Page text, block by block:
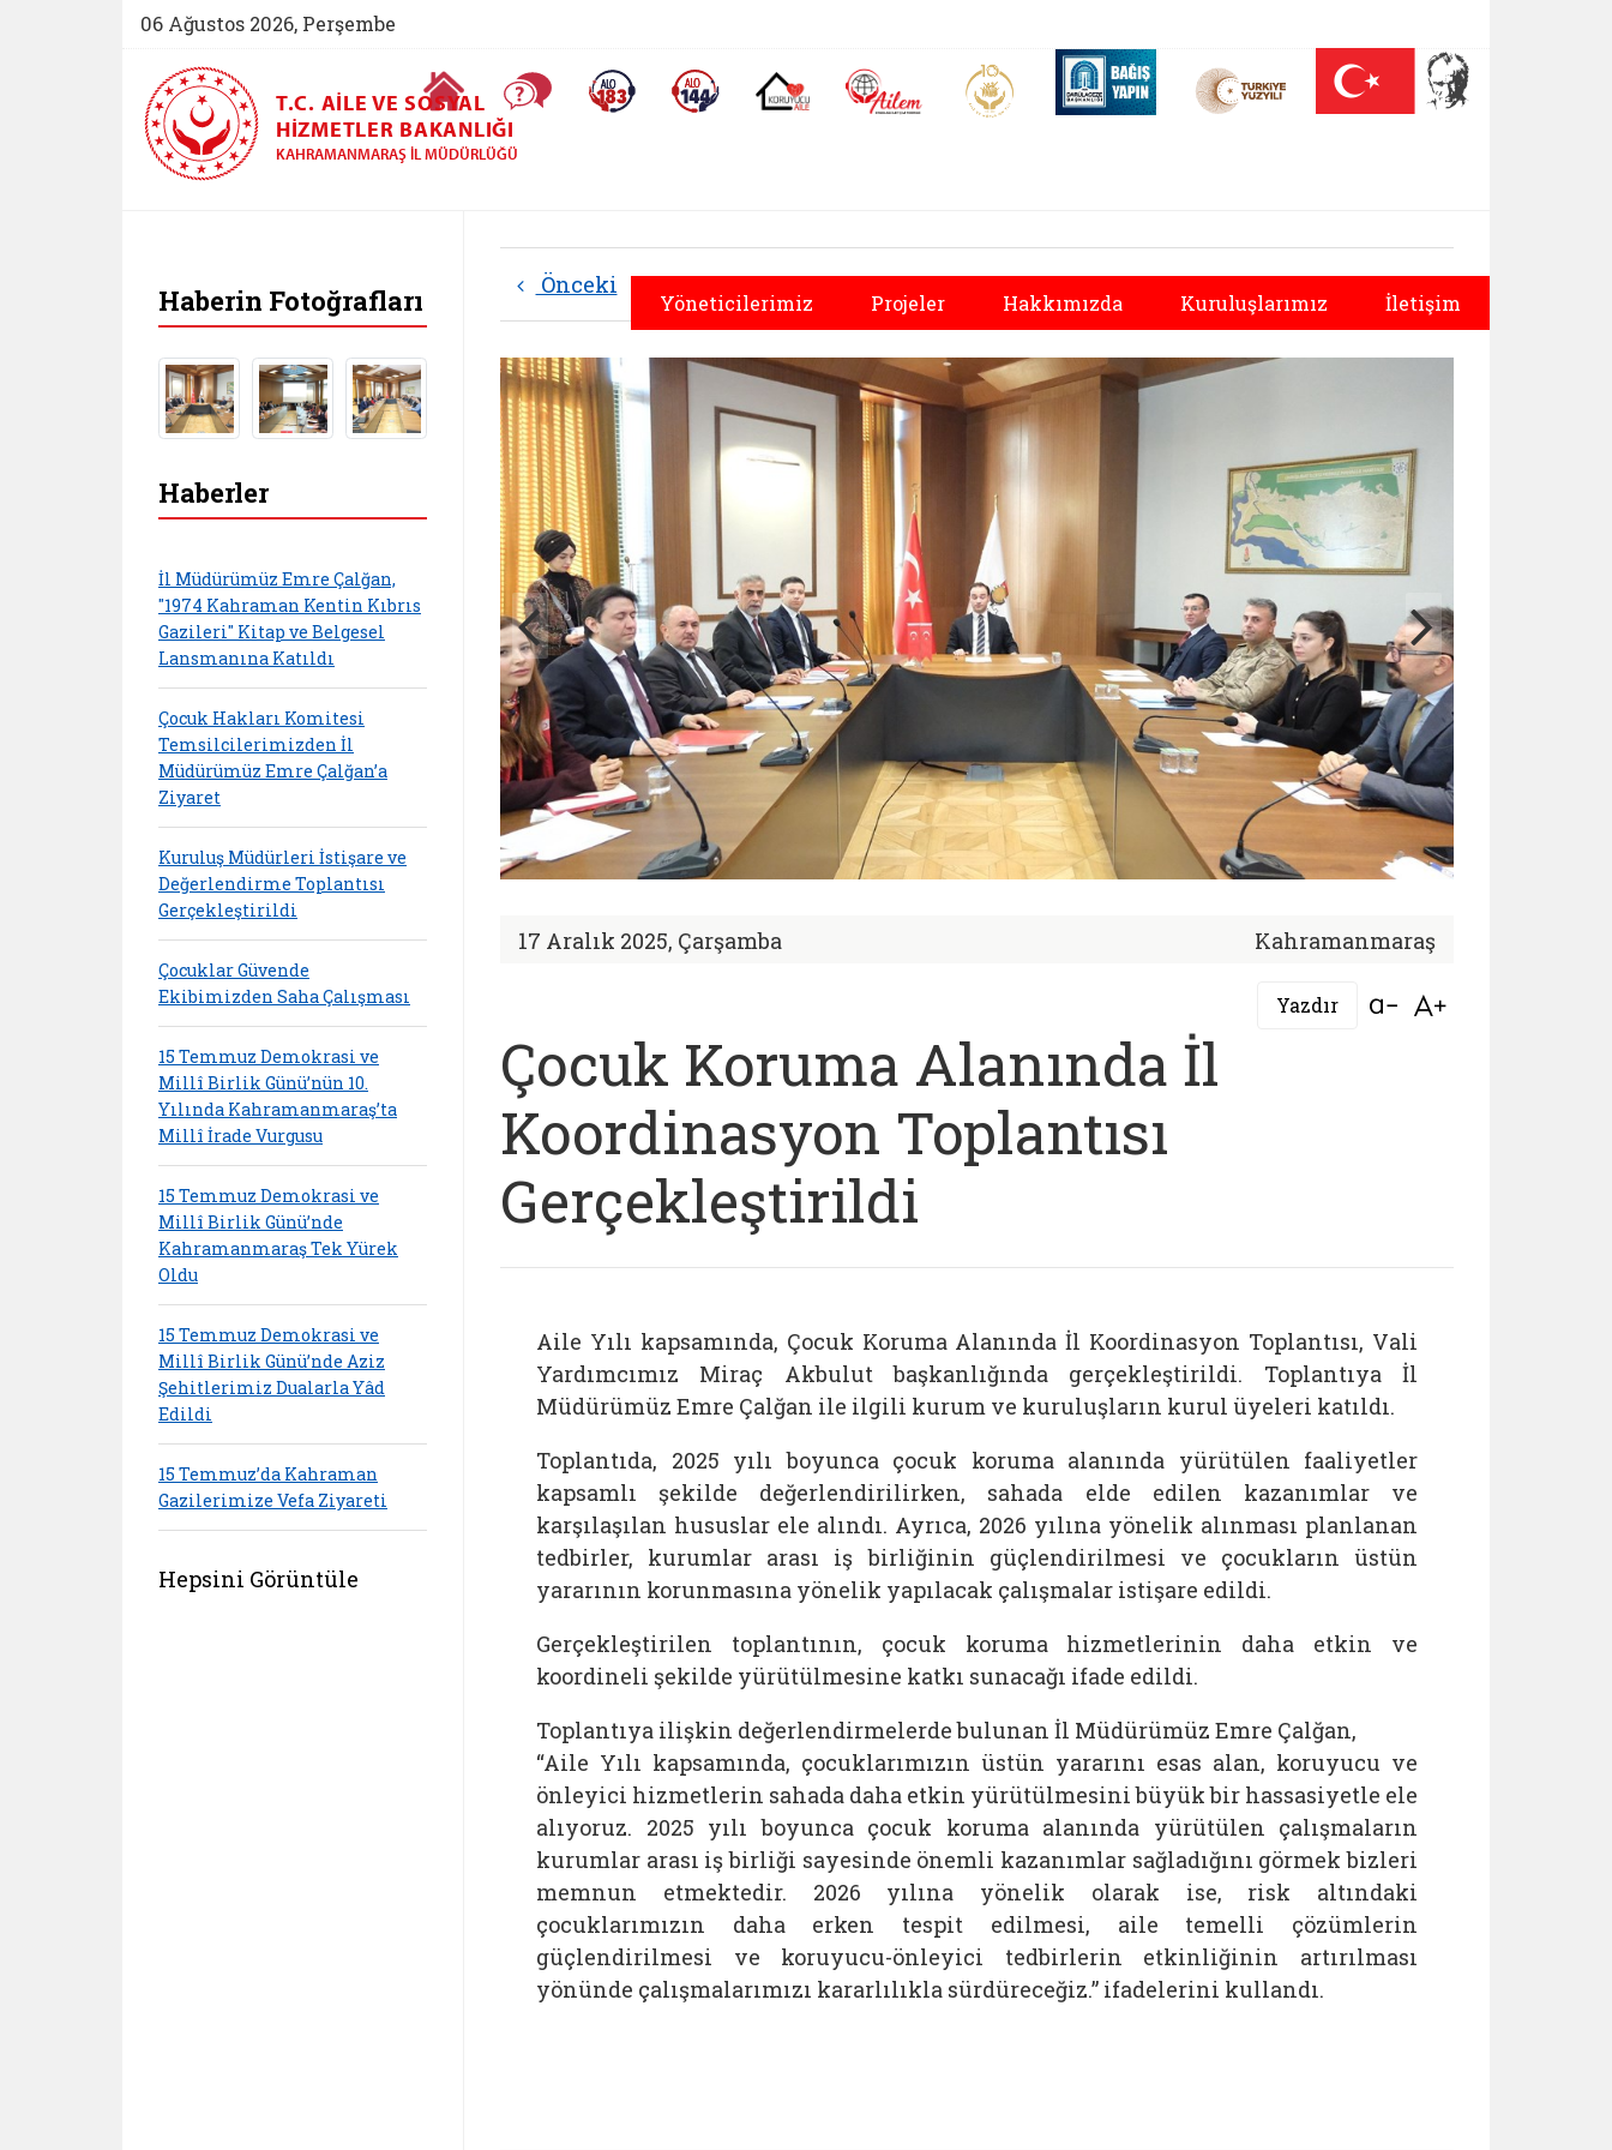
06 Ağustos 2026, Perşembe
Ana Sayfa Sıkça Sorulan SorularAlo 183 (yeni sekmede açılır)Alo 144 (yeni sekmede açılır)Koruyucu Aile (yeni sekmede açılır)
AİLEM İletişim Merkezi (yeni sekmede açılır)
Aile ve Nüfus On Yılı (yeni sekmede açılır)Darülaceze bağış sayfası (yeni sekmede açılır)
T.C. AILE VE SOSYAL
HIZMETLER BAKANLIĞI
KAHRAMANMARAŞ İL MÜDÜRLÜĞÜ
Yöneticilerimiz Projeler Hakkımızda Kuruluşlarımız İletişim
Önceki Sonraki
17 Aralık 2025, Çarşamba Kahramanmaraş
Yazdır Bağlantıyı aç
Çocuk Koruma Alanında İl
Koordinasyon Toplantısı
Gerçekleştirildi
Aile Yılı kapsamında, Çocuk Koruma Alanında İl Koordinasyon Toplantısı, Vali
Yardımcımız Miraç Akbulut başkanlığında gerçekleştirildi. Toplantıya İl
Müdürümüz Emre Çalğan ile ilgili kurum ve kuruluşların kurul üyeleri katıldı.
Toplantıda, 2025 yılı boyunca çocuk koruma alanında yürütülen faaliyetler
kapsamlı şekilde değerlendirilirken, sahada elde edilen kazanımlar ve
karşılaşılan hususlar ele alındı. Ayrıca, 2026 yılına yönelik alınması planlanan
tedbirler, kurumlar arası iş birliğinin güçlendirilmesi ve çocukların üstün
yararının korunmasına yönelik yapılacak çalışmalar istişare edildi.
Gerçekleştirilen toplantının, çocuk koruma hizmetlerinin daha etkin ve
koordineli şekilde yürütülmesine katkı sunacağı ifade edildi.
Toplantıya ilişkin değerlendirmelerde bulunan İl Müdürümüz Emre Çalğan,
“Aile Yılı kapsamında, çocuklarımızın üstün yararını esas alan, koruyucu ve
önleyici hizmetlerin sahada daha etkin yürütülmesini büyük bir hassasiyetle ele
alıyoruz. 2025 yılı boyunca çocuk koruma alanında yürütülen çalışmaların
kurumlar arası iş birliği sayesinde önemli kazanımlar sağladığını görmek bizleri
memnun etmektedir. 2026 yılına yönelik olarak ise, risk altındaki
çocuklarımızın daha erken tespit edilmesi, aile temelli çözümlerin
güçlendirilmesi ve koruyucu-önleyici tedbirlerin etkinliğinin artırılması
yönünde çalışmalarımızı kararlılıkla sürdüreceğiz.” ifadelerini kullandı.
Haberin Fotoğrafları
Haberler
İl Müdürümüz Emre Çalğan,
"1974 Kahraman Kentin Kıbrıs
Gazileri" Kitap ve Belgesel
Lansmanına Katıldı
Çocuk Hakları Komitesi
Temsilcilerimizden İl
Müdürümüz Emre Çalğan’a
Ziyaret
Kuruluş Müdürleri İstişare ve
Değerlendirme Toplantısı
Gerçekleştirildi
Çocuklar Güvende
Ekibimizden Saha Çalışması
15 Temmuz Demokrasi ve
Millî Birlik Günü’nün 10.
Yılında Kahramanmaraş’ta
Millî İrade Vurgusu
15 Temmuz Demokrasi ve
Millî Birlik Günü’nde
Kahramanmaraş Tek Yürek
Oldu
15 Temmuz Demokrasi ve
Millî Birlik Günü’nde Aziz
Şehitlerimiz Dualarla Yâd
Edildi
15 Temmuz’da Kahraman
Gazilerimize Vefa Ziyareti
Hepsini Görüntüle